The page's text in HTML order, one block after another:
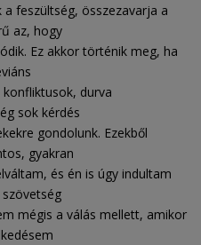
feszültség, összezavarja a
az, hogy
Ez akkor történik meg, ha
durva
sok kérdés
gondolunk. Ezekből
gyakran
és én is úgy indultam
mégis a válás mellett, amikor